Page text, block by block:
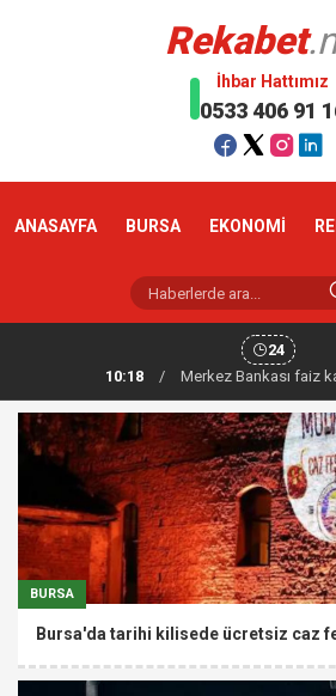
Rekabet
İhbar Hattımız
0533 406 91
ANASAYFA BURSA EKONOMİ
24
10:18
/ Altın haftaya
BURSA
Bursa'da tarihi kilisede ücretsiz caz